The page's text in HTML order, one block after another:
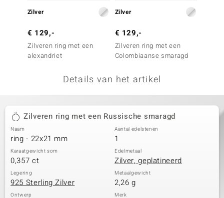
Collection
Zilver
€ 129,-
Zilveren ring met een
alexandriet
Zilver
€ 129,-
Zilveren ring met een
Colombiaanse smaragd
Details van het artikel
Zilveren ring met een Russische smaragd
Naam
ring - 22x21 mm
Aantal edelstenen
1
Karaatgewicht som
0,357 ct
Edelmetaal
Zilver, geplatineerd
Legering
925 Sterling Zilver
Metaalgewicht
2,26 g
Ontwerp Merk